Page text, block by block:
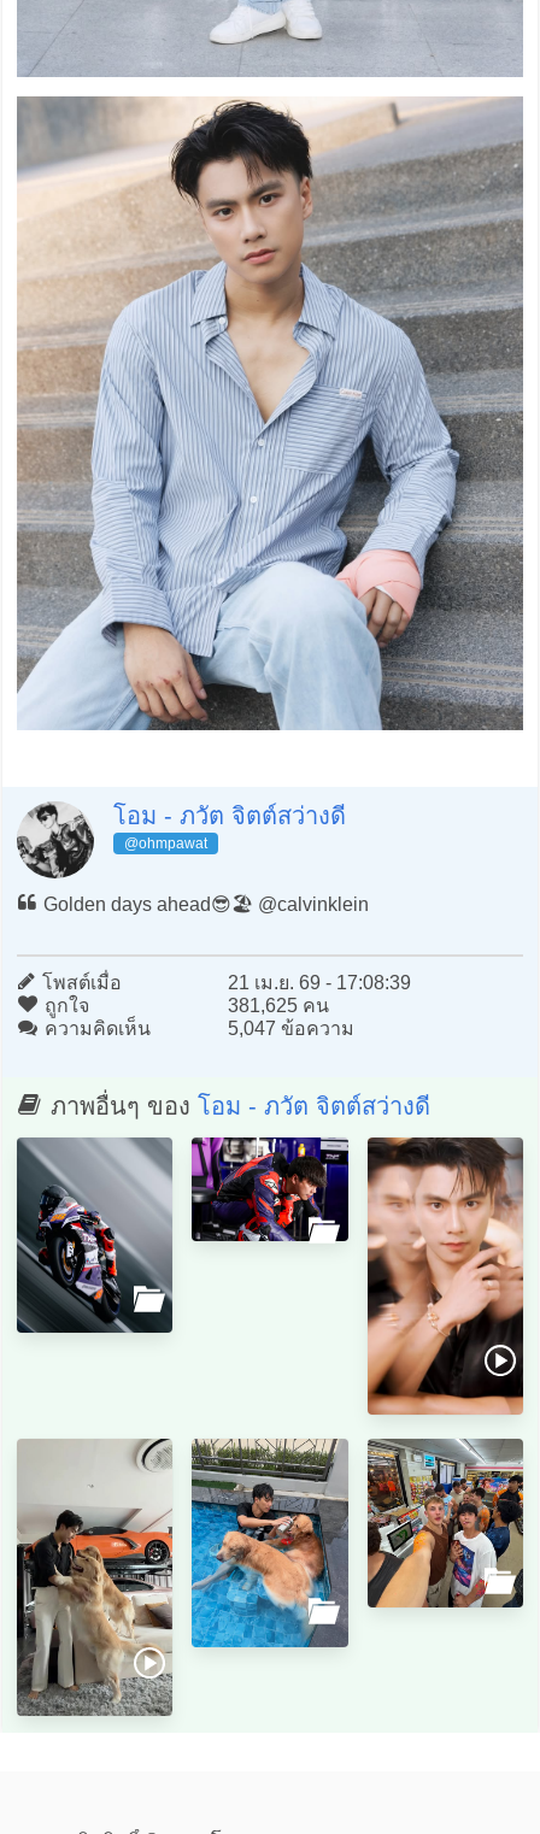
โอม - ภวัต จิตต์สว่างดี
@ohmpawat
Golden days ahead😎🏖️ @calvinklein
โพสต์เมื่อ
21 เม.ย. 69 - 17:08:39
ถูกใจ
381,625 คน
ความคิดเห็น
5,047 ข้อความ
ภาพอื่นๆ ของ โอม - ภวัต จิตต์สว่างดี